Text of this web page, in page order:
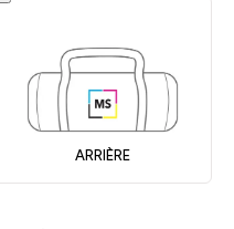
ARRIÈRE